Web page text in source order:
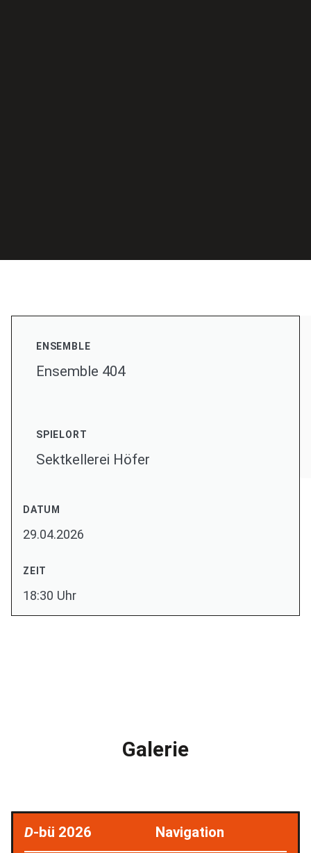
ENSEMBLE
Ensemble 404
SPIELORT
Sektkellerei Höfer
DATUM
29.04.2026
ZEIT
18:30 Uhr
Galerie
D-bü 2026 Navigation